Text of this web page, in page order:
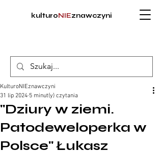
kulturoNIEznawczyni
"Dziury w ziemi.
Patodeweloperka w
Polsce" Łukasz
KulturoNIEznawczyni
31 lip 2024 5 minut(y) czytania